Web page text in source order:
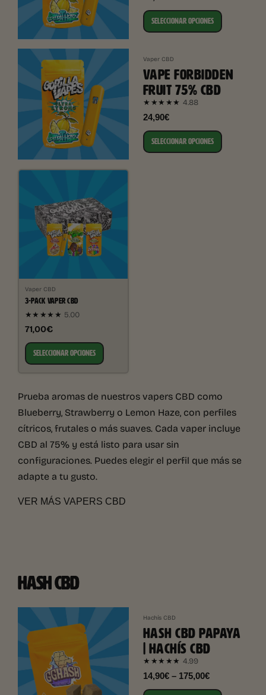
SELECCIONAR OPCIONES
Vaper CBD
VAPE FORBIDDEN
FRUIT 75% CBD
★★★★★ 4.88
24,90€
SELECCIONAR OPCIONES
Vaper CBD
3-PACK VAPER CBD
★★★★★ 5.00
71,00€
SELECCIONAR OPCIONES
Prueba aromas de nuestros vapers CBD como
Blueberry, Strawberry o Lemon Haze, con perfiles
cítricos, frutales o más suaves. Cada vaper incluye
CBD al 75% y está listo para usar sin
configuraciones. Puedes elegir el perfil que más se
adapte a tu gusto.
VER MÁS VAPERS CBD
HASH CBD
Hachís CBD
HASH CBD PAPAYA
| HACHÍS CBD
★★★★★ 4.99
14,90€ – 175,00€